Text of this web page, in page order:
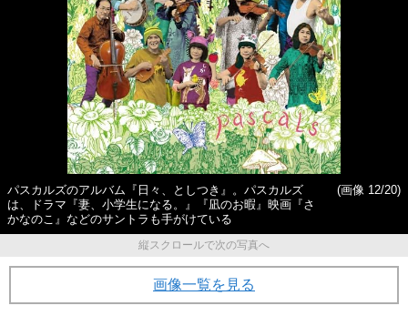
パスカルズのアルバム『日々、としつき』。パスカルズ
は、ドラマ『妻、小学生になる。』『凪のお暇』映画『さ
かなのこ』などのサントラも手がけている
(画像 12/20)
縦スクロールで次の写真へ
画像一覧を見る